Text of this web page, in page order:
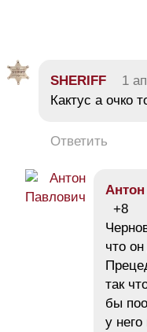
SHERIFF 1
Кактус а очко
Ответить
+8
что
так
бы
у него